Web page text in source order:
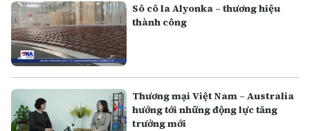
Sô cô la Alyonka – thương hiệu
thành công
Thương mại Việt Nam – Australia
hướng tới những động lực tăng
trưởng mới